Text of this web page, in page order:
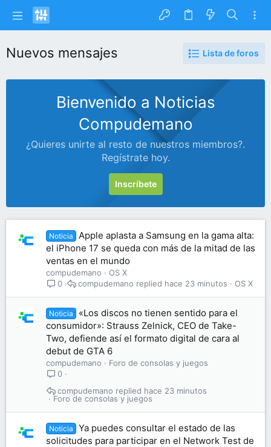
Nuevos mensajes Lista de foros
Bienvenido a Noticias
Compudemano
¿Quieres unirte al resto de nuestros miembros?.
Regístrate hoy.
Inscríbete
Noticia
Apple aplasta a Samsung en la gama alta:
el iPhone 17 se queda con más de la mitad de las
ventas en el mundo
compudemano
OS X
0
OS X
hace 23 minutos
compudemano
Noticia
«Los discos no tienen sentido para el
consumidor»: Strauss Zelnick, CEO de Take-
Two, defiende así el formato digital de cara al
debut de GTA 6
compudemano
Foro de consolas y juegos
0
Foro de consolas y juegos
hace 23 minutos
compudemano
Noticia
Ya puedes consultar el estado de las
solicitudes para participar en el Network Test de